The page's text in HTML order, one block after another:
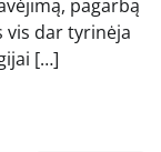
pagarbą
vis dar tyrinėja
[…]